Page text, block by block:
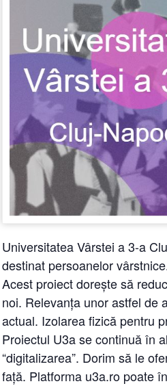
Universitatea Vârstei a 3-a
destinat persoanelor
Acest proiect dorește să
noi. Relevanța unor astfel de
actual. Izolarea fizică pentru
Proiectul U3a se continuă în
“digitalizarea”. Dorim să le
față. Platforma u3a.ro poate